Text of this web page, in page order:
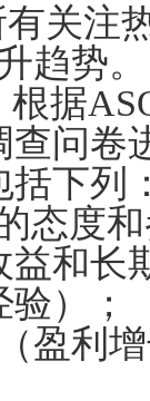
关注
趋势。
根据
查问卷
括下列
态度
和长
验）；
盈利